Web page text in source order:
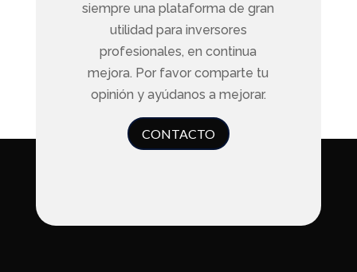
siempre una plataforma de gran
utilidad para inversores
profesionales, en continua
mejora. Por favor comparte tu
opinión y ayúdanos a mejorar.
CONTACTO